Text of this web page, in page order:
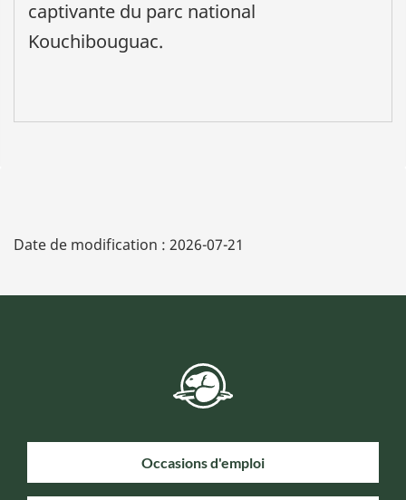
captivante du parc national
Kouchibouguac.
Date de modification : 2026-07-21
Occasions d'emploi